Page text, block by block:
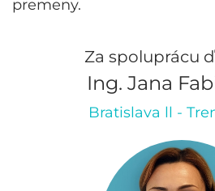
premeny.
Za spoluprácu
Ing. Jana
Bratislava ll -